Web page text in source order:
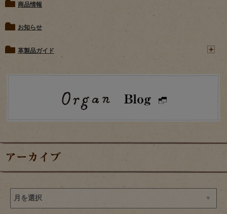
商品情報
お知らせ
革製品ガイド
アーカイブ